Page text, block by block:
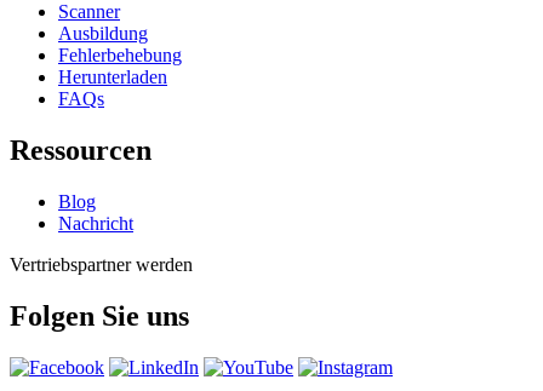
Scanner
Ausbildung
Fehlerbehebung
Herunterladen
FAQs
Ressourcen
Blog
Nachricht
Vertriebspartner werden
Folgen Sie uns